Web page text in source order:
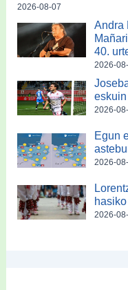
2026-08-07
Andra
40.
2026-
2026-
Egun
2026-
2026-